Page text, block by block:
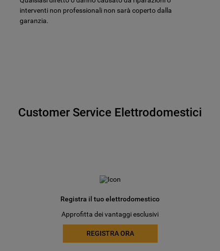
interventi non professionali non sarà coperto dalla
garanzia.
Customer Service Elettrodomestici
Registra il tuo elettrodomestico
Approfitta dei vantaggi esclusivi
REGISTRA ORA